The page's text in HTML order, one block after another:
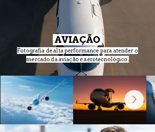
AVIAÇÃO
Fotografia de alta performance para atender o
mercado da aviação e aerotecnológico.